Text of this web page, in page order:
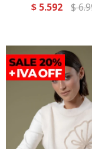
$ 5.592 $